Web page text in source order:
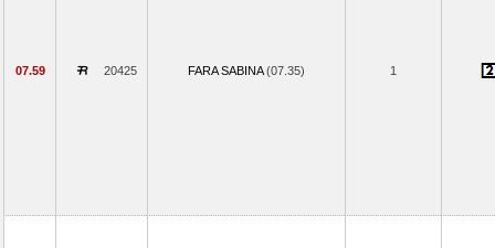
07.59 20425 FARA SABINA(07.35) 1